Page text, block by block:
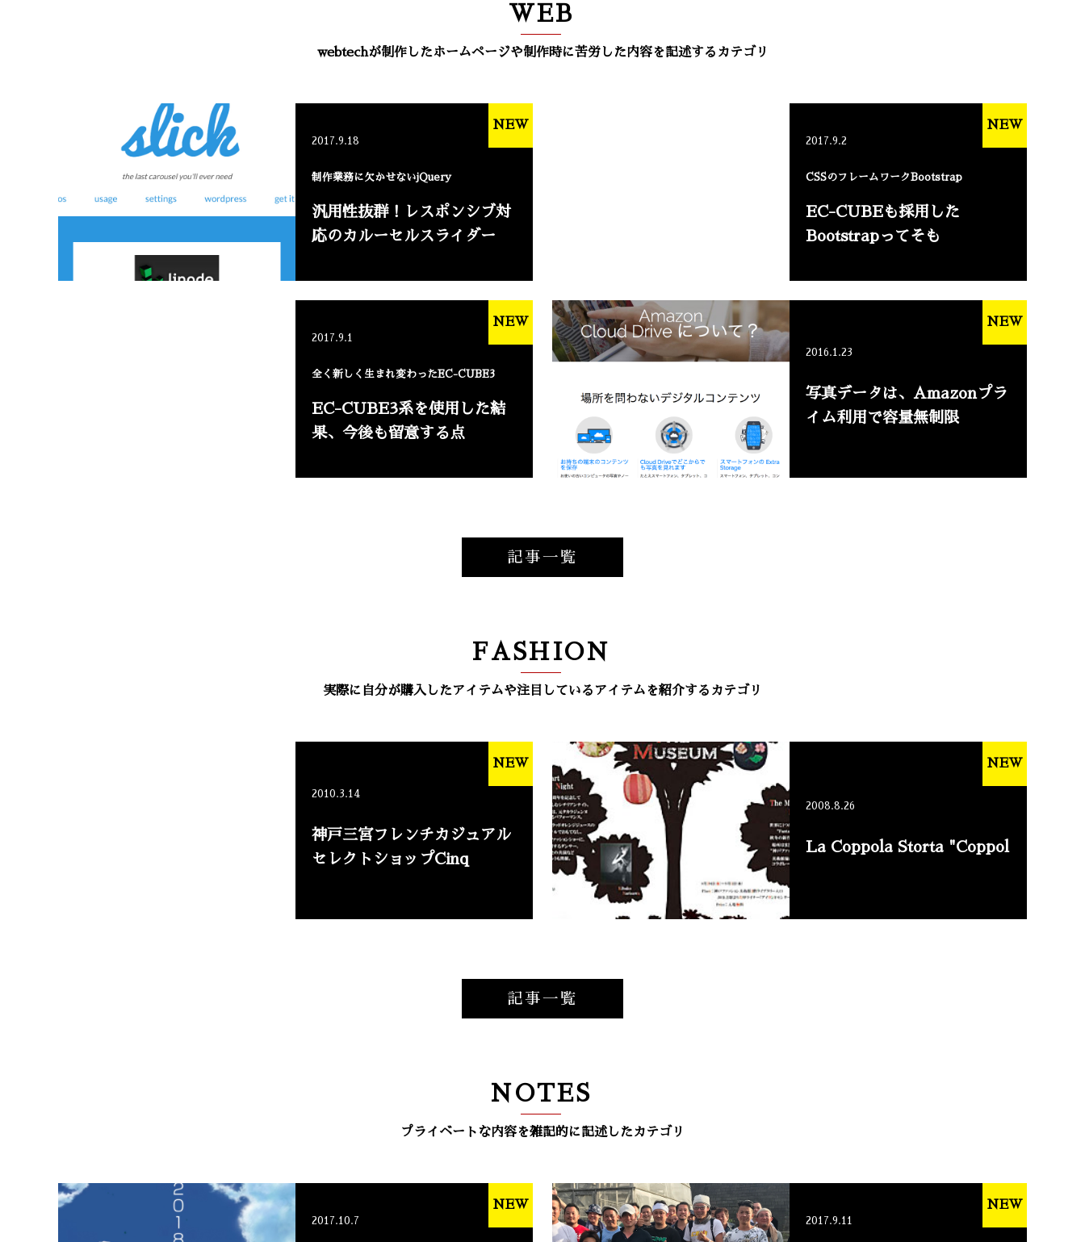
WEB
webtechが制作したホームページや制作時に苦労した内容を記述するカテゴリ
2017.9.18
制作業務に欠かせないjQuery
汎用性抜群！レスポンシブ対
応のカルーセルスライダー
NEW
2017.9.2
CSSのフレームワークBootstrap
EC-CUBEも採用した
Bootstrapってそも
NEW
2017.9.1
全く新しく生まれ変わったEC-CUBE3
EC-CUBE3系を使用した結
果、今後も留意する点
NEW
2016.1.23
写真データは、Amazonプラ
イム利用で容量無制限
NEW
記事一覧
FASHION
実際に自分が購入したアイテムや注目しているアイテムを紹介するカテゴリ
2010.3.14
神戸三宮フレンチカジュアル
セレクトショップCinq
NEW
2008.8.26
La Coppola Storta "Coppol
NEW
記事一覧
NOTES
プライベートな内容を雑記的に記述したカテゴリ
2017.10.7
NEW
2017.9.11
NEW